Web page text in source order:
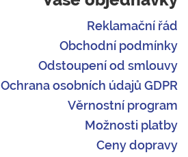
Reklamační řád
Obchodní podmínky
Odstoupení od smlouvy
Ochrana osobních údajů GDPR
Věrnostní program
Možnosti platby
Ceny dopravy